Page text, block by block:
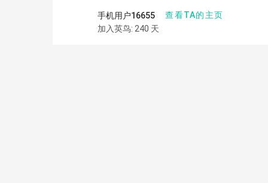
手机用户16655
查看TA的主页
加入英鸟: 240 天